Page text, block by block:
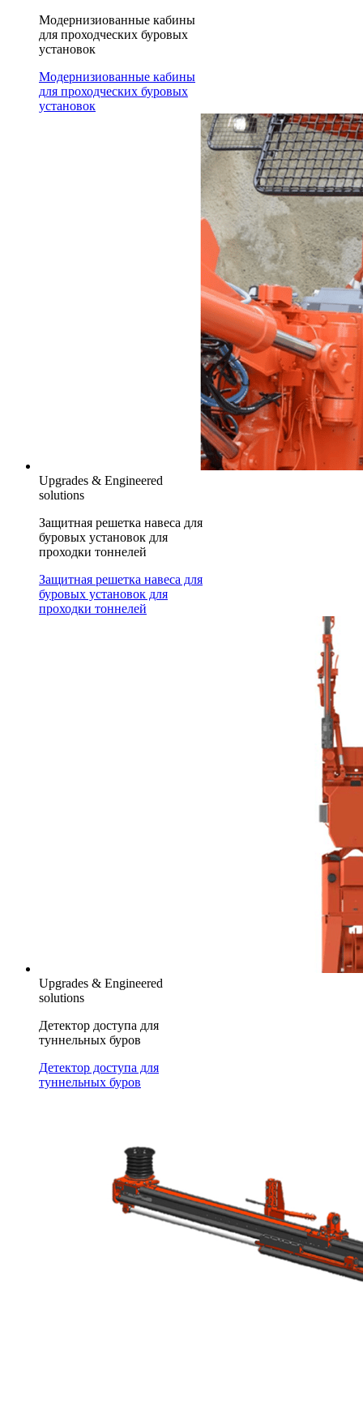
Модернизиованные кабины
для проходческих буровых
установок
Модернизиованные кабины
для проходческих буровых
установок
Upgrades & Engineered
solutions
Защитная решетка навеса для
буровых установок для
проходки тоннелей
Защитная решетка навеса для
буровых установок для
проходки тоннелей
Upgrades & Engineered
solutions
Детектор доступа для
туннельных буров
Детектор доступа для
туннельных буров